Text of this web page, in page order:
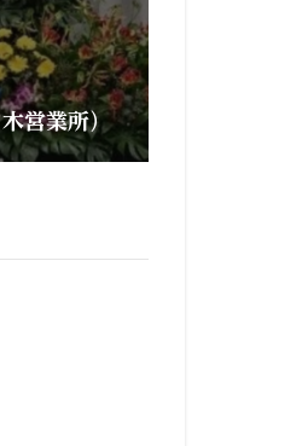
営業所）